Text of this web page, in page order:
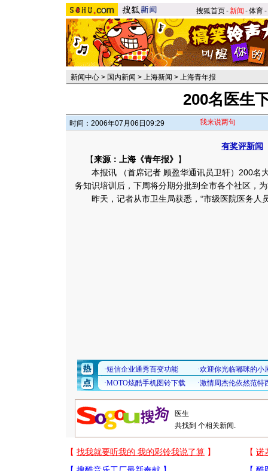
搜狐首页-新闻 -体育-
新闻中心 > 国内新闻 > 上海新闻 > 上海青年报
200名医生
时间：2006年07月06日09:29 我来说两句
有奖评新闻
【来源：上海《青年报》 】
本报讯 （首席记者 顾盈华通讯员卫轩）200名
务知识培训后，下周将分期分批到全市各个社区，
昨天，记者从市卫生局获悉，“市级医院医务人
共找到 个相关新闻.